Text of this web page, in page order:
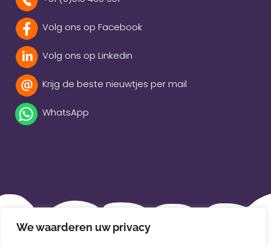
We waarderen uw privacy
Volg ons op Facebook
Volg ons op Linkedin
Krijg de beste nieuwtjes per mail
WhatsApp
Beleidsverklaring